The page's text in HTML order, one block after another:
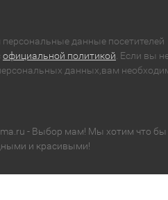
данные посетителей
официальной политикой . Если вы
данных,вам
- Выбор мам! Мы хотим что бы
и красивыми!